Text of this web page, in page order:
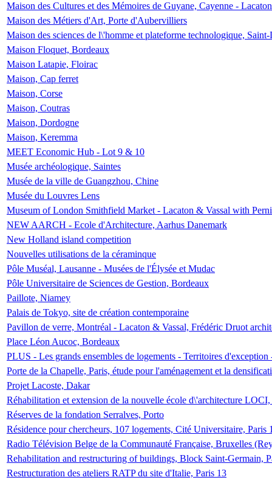
Maison des Cultures et des Mémoires de Guyane, Cayenne -
Maison des Métiers d'Art, Porte d'Aubervilliers
Maison des sciences de l\'homme et plateforme technologique,
Maison Floquet, Bordeaux
Maison Latapie, Floirac
Maison, Cap ferret
Maison, Corse
Maison, Coutras
Maison, Dordogne
Maison, Keremma
MEET Economic Hub - Lot 9 & 10
Musée archéologique, Saintes
Musée de la ville de Guangzhou, Chine
Musée du Louvres Lens
Museum of London Smithfield Market - Lacaton & Vassal with
NEW AARCH - Ecole d'Architecture, Aarhus Danemark
New Holland island competition
Nouvelles utilisations de la céraminque
Pôle Muséal, Lausanne - Musées de l'Élysée et Mudac
Pôle Universitaire de Sciences de Gestion, Bordeaux
Paillote, Niamey
Palais de Tokyo, site de création contemporaine
Pavillon de verre, Montréal - Lacaton & Vassal, Frédéric Druot
Place Léon Aucoc, Bordeaux
PLUS - Les grands ensembles de logements - Territoires
Porte de la Chapelle, Paris, étude pour l'aménagement et la
Projet Lacoste, Dakar
Réhabilitation et extension de la nouvelle école d\'architecture
Réserves de la fondation Serralves, Porto
Résidence pour chercheurs, 107 logements, Cité Universitaire, Paris
Radio Télévision Belge de la Communauté Française, Bruxelles
Rehabilitation and restructuring of buildings, Block Saint-Germain,
Restructuration des ateliers RATP du site d'Italie, Paris 13